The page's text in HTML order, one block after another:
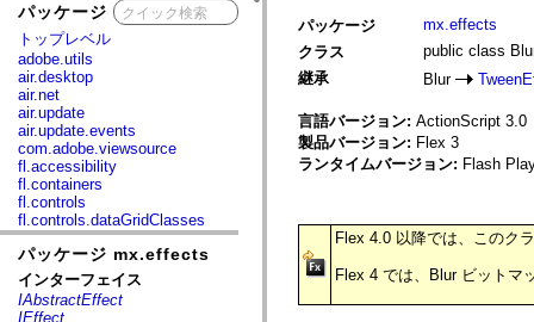
パッケージ
トップレベル
adobe.utils
air.desktop
air.net
air.update
air.update.events
com.adobe.viewsource
fl.accessibility
fl.containers
fl.controls
fl.controls.dataGridClasses
fl.controls.listClasses
fl.controls.progressBarClasses
fl.core
fl.data
fl.display
パッケージ mx.effects
インターフェイス
IAbstractEffect
IEffect
パッケージ
mx.effects
クラス
public class
継承
Blur
言語バージョン: ActionScript 3.0
製品バージョン: Flex 3
ランタイムバージョン: Flash
Flex 4.0 以降では、このク
Flex 4 では、Blur ビットマ